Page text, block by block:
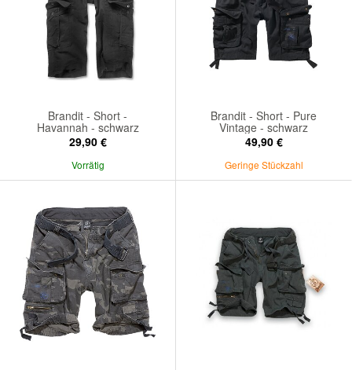
Brandit - Short -
Havannah - schwarz
29,90 €
Vorrätig
Brandit - Short - Pure
Vintage - schwarz
49,90 €
Geringe Stückzahl